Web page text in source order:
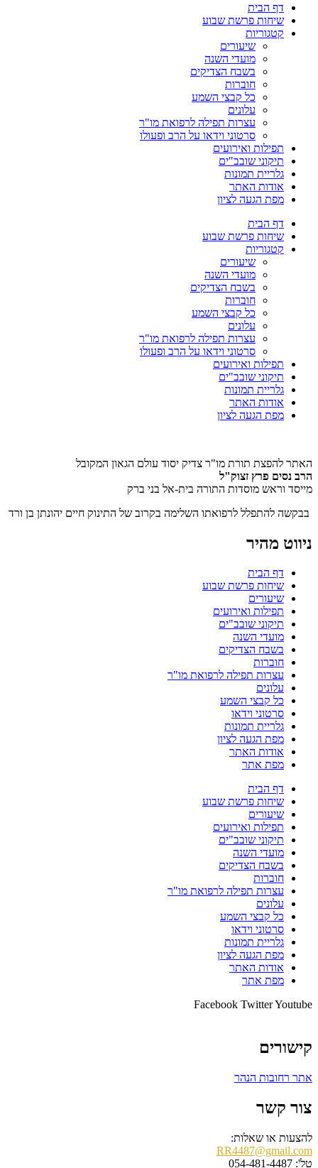
דף הבית
שיחות פרשת שבוע
קטגוריות
שיעורים
מועדי השנה
בשבח הצדיקים
חוברות
כל קבצי השמע
עלונים
עצרות תפילה לרפואת מו"ר
סרטוני וידאו על הרב ופעולו
תפילות ואירועים
תיקוני שובב"ים
גלריית תמונות
אודות האתר
מפת הגעה לציון
דף הבית
שיחות פרשת שבוע
קטגוריות
שיעורים
מועדי השנה
בשבח הצדיקים
חוברות
כל קבצי השמע
עלונים
עצרות תפילה לרפואת מו"ר
סרטוני וידאו על הרב ופעולו
תפילות ואירועים
תיקוני שובב"ים
גלריית תמונות
אודות האתר
מפת הגעה לציון
האתר להפצת תורת מו"ר צדיק יסוד עולם הגאון המקובל
הרב נסים פרץ זצוק"ל
מייסד וראש מוסדות התורה בית-אל בני ברק
בבקשה להתפלל לרפואתו השלימה בקרוב של התינוק חיים יהונתן בן ורד
ניווט מהיר
דף הבית
שיחות פרשת שבוע
שיעורים
תפילות ואירועים
תיקוני שובב"ים
מועדי השנה
בשבח הצדיקים
חוברות
עצרות תפילה לרפואת מו"ר
עלונים
כל קבצי השמע
סרטוני וידאו
גלריית תמונות
מפת הגעה לציון
אודות האתר
מפת אתר
דף הבית
שיחות פרשת שבוע
שיעורים
תפילות ואירועים
תיקוני שובב"ים
מועדי השנה
בשבח הצדיקים
חוברות
עצרות תפילה לרפואת מו"ר
עלונים
כל קבצי השמע
סרטוני וידאו
גלריית תמונות
מפת הגעה לציון
אודות האתר
מפת אתר
Facebook TwitterYoutube
קישורים
אתר רחובות הנהר
צור קשר
להצעות או שאלות:
RR4487@gmail.com
טל': 054-481-4487